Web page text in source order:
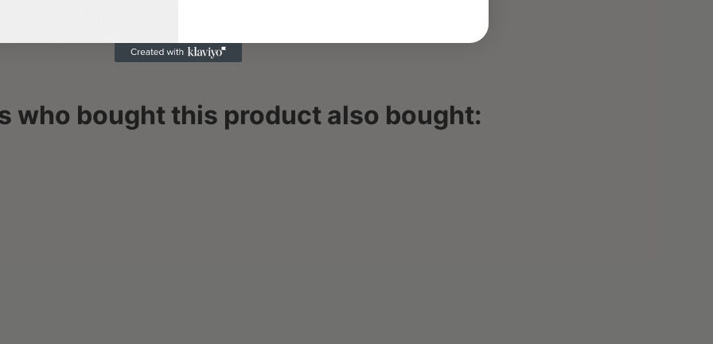
who bought this product also bought: